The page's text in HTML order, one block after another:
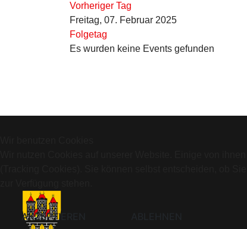
Vorheriger Tag
Freitag, 07. Februar 2025
Folgetag
Es wurden keine Events gefunden
AKZEPTIEREN